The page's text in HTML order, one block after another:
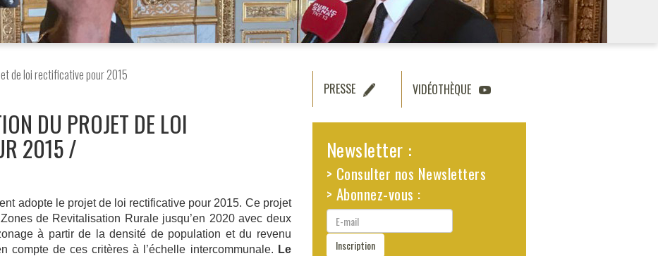
de loi rectificative pour 2015
DU PROJET DE LOI
2015
adopte le projet de loi rectificative pour 2015. Ce projet
de Revitalisation Rurale jusqu’en 2020 avec deux
à partir de la densité de population et du revenu
compte de ces critères à l’échelle intercommunale. Le
PRESSE VIDÉOTHÈQUE
Newsletter :
> Consulter nos Newsletters
> Abonnez-vous :
E-
mail
Inscription